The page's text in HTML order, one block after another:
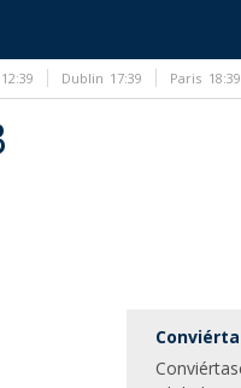
12:39 Dublin 17:39 Paris 18:39